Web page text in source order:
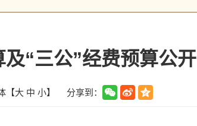
“三公”经费预算公开
【大 中 小】 分享到：